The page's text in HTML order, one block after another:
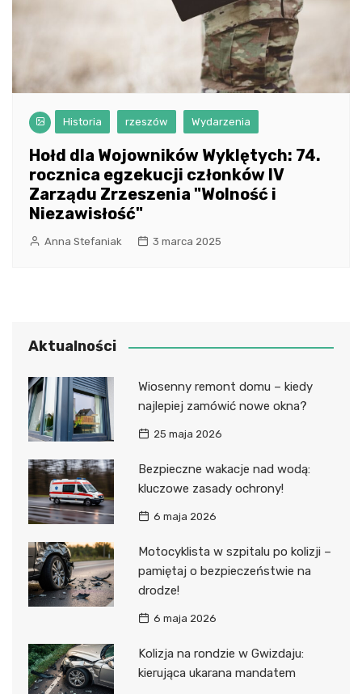
Historia rzeszów Wydarzenia
Hołd dla Wojowników Wyklętych: 74.
rocznica egzekucji członków IV
Zarządu Zrzeszenia "Wolność i
Niezawisłość"
Anna Stefaniak 3 marca 2025
Aktualności
Wiosenny remont domu – kiedy
najlepiej zamówić nowe okna?
25 maja 2026
Bezpieczne wakacje nad wodą:
kluczowe zasady ochrony!
6 maja 2026
Motocyklista w szpitalu po kolizji –
pamiętaj o bezpieczeństwie na
drodze!
6 maja 2026
Kolizja na rondzie w Gwizdaju:
kierująca ukarana mandatem